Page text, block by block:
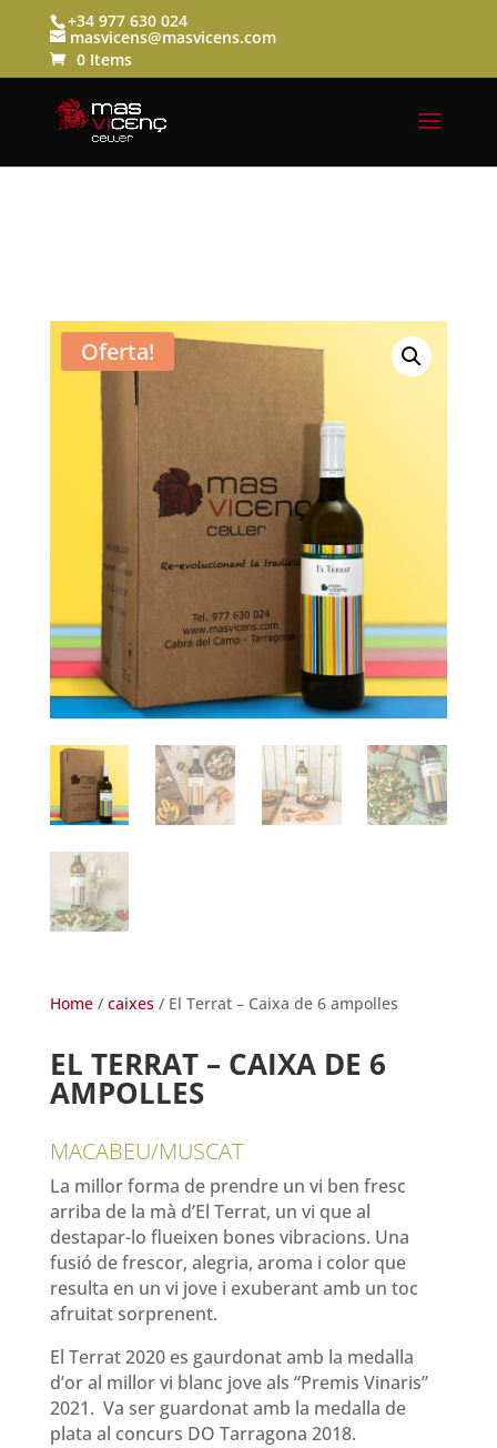
+34 977 630 024
masvicens@masvicens.com
0 Items
Oferta!
Home/ caixes/ El Terrat – Caixa de 6 ampolles
EL TERRAT – CAIXA DE 6
AMPOLLES
MACABEU/MUSCAT
La millor forma de prendre un vi ben fresc
arriba de la mà d’El Terrat, un vi que al
destapar-lo flueixen bones vibracions. Una
fusió de frescor, alegria, aroma i color que
resulta en un vi jove i exuberant amb un toc
afruitat sorprenent.
El Terrat 2020 es gaurdonat amb la medalla
d’or al millor vi blanc jove als “Premis Vinaris”
2021. Va ser guardonat amb la medalla de
plata al concurs DO Tarragona 2018.